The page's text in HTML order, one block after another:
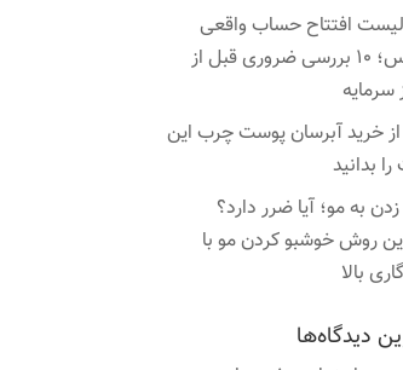
افتتاح حساب واقعی
فارکس؛ ۱۰ بررسی ضروری قبل از
سرمایه
خرید آبرسان پوست چرب این
بدانید
به مو؛ آیا ضرر دارد؟
روش خوشبو کردن مو با
بالا
دیدگاه‌ها